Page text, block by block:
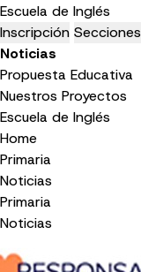
Escuela de Inglés
Inscripción Secciones
Noticias
Propuesta Educativa
Nuestros Proyectos
Escuela de Inglés
Home
Primaria
Noticias
Primaria
Noticias